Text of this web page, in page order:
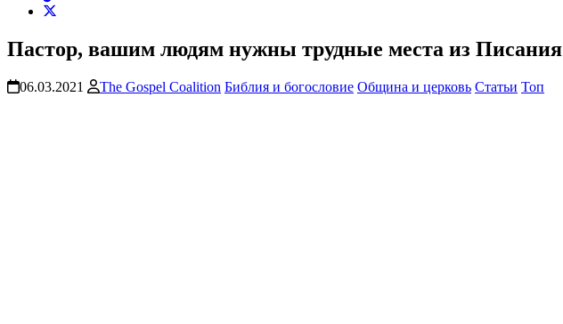
Пастор, вашим людям нужны трудные места из Писания
06.03.2021 The Gospel Coalition Библия и богословие Община и церковь Статьи Топ